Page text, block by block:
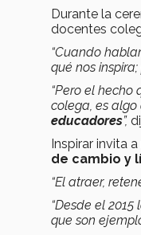
Durante la
docentes
“Cuando
qué nos
“Pero el
colega, es
educadores”,
Inspirar invita a
de cambio y
“El atraer,
“Desde el
que son